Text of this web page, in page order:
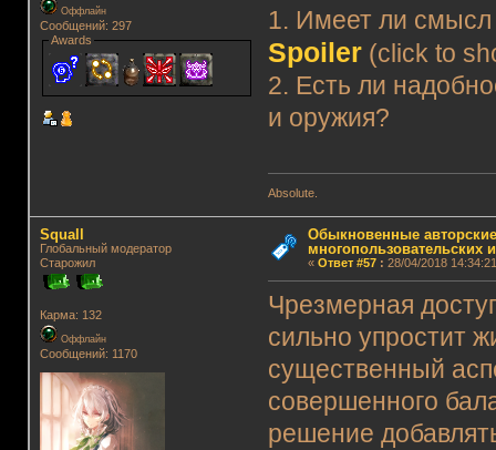
Оффлайн
Сообщений: 297
Awards
1. Имеет ли
Spoiler (click to
2. Есть ли
и оружия?
Absolute.
Squall
Глобальный модератор
Старожил
Карма: 132
Оффлайн
Сообщений: 1170
Обыкновенные
многопользовательских
« Ответ #57: 28/04/2018
Чрезмерная
сильно упростит
существенный
совершенного
решение